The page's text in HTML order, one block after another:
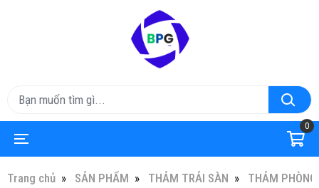
0
Trang chủ SẢN PHẨM THẢM TRẢI SÀN THẢM